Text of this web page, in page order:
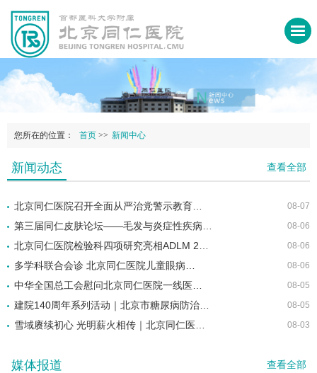
您所在的位置： 首页 >> 新闻中心
查看全部
新闻动态
08-07
北京同仁医院召开全面从严治党警示教育…
08-06
第三届同仁皮肤论坛——毛发与炎症性疾病…
08-06
北京同仁医院检验科四项研究亮相ADLM 2…
08-06
多学科联合会诊 北京同仁医院儿童眼病…
08-05
中华全国总工会慰问北京同仁医院一线医…
08-05
建院140周年系列活动｜北京市糖尿病防治…
08-03
雪域赓续初心 光明薪火相传｜北京同仁医…
查看全部
媒体报道